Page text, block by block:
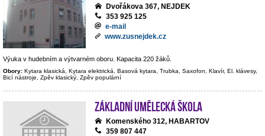
Dvořákova 367, NEJDEK
353 925 125
e-mail
www.zusnejdek.cz
Výuka v hudebním a výtvarném oboru. Kapacita 220 žáků.
Obory: Kytara klasická, Kytara elektrická, Basová kytara, Trubka, Saxofon, Klavír, El. klávesy,
Bicí nástroje, Zpěv klasický, Zpěv populární
Základní umělecká škola
Komenského 312, HABARTOV
359 807 447